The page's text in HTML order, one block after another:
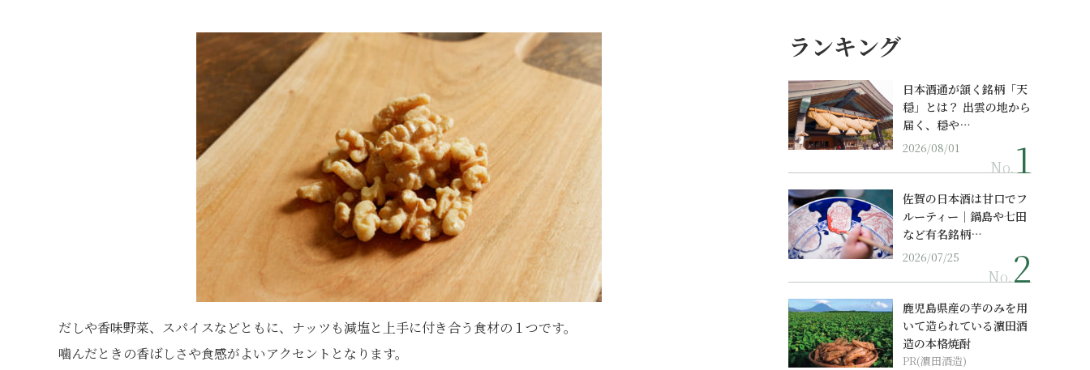
だしや香味野菜、スパイスなどともに、ナッツも減塩と上手に付き合う食材の１つです。
噛んだときの香ばしさや食感がよいアクセントとなります。
ランキング
日本酒通が頷く銘柄「天
穏」とは？ 出雲の地から
届く、穏や…
2026/08/01
No.
佐賀の日本酒は甘口でフ
ルーティー｜鍋島や七田
など有名銘柄…
2026/07/25
No.
鹿児島県産の芋のみを用
いて造られている濵田酒
造の本格焼酎
PR(濵田酒造)